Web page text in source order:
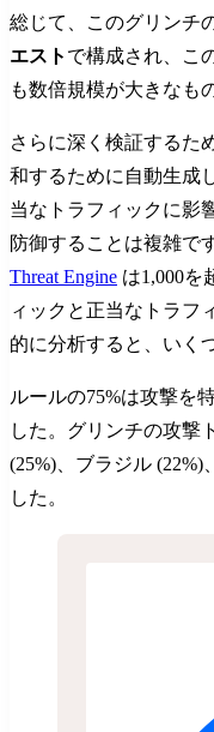
総じて、このグリンチ
エスト で構成され、こ
も数倍規模が大きなも
さらに深く検証するた
和するために自動生成
当なトラフィックに影
防御することは複雑で
Threat Engine は1,000を
ィックと正当なトラフ
的に分析すると、いく
ルールの75%は攻撃を
した。グリンチの攻撃
(25%)、ブラジル (22%)
した。